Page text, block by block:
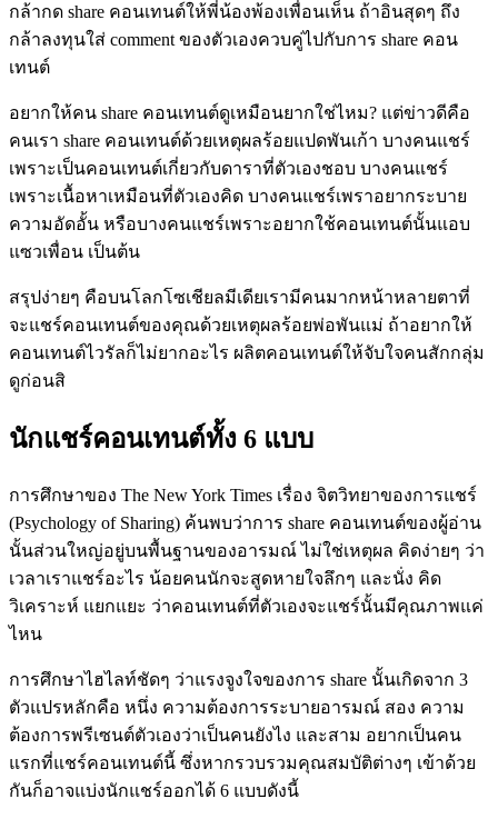
กล้ากด share คอนเทนต์ให้พี่น้องพ้องเพื่อนเห็น ถ้าอินสุดๆ ถึง
กล้าลงทุนใส่ comment ของตัวเองควบคู่ไปกับการ share คอน
เทนต์
อยากให้คน share คอนเทนต์ดูเหมือนยากใช่ไหม? แต่ข่าวดีคือ
คนเรา share คอนเทนต์ด้วยเหตุผลร้อยแปดพันเก้า บางคนแชร์
เพราะเป็นคอนเทนต์เกี่ยวกับดาราที่ตัวเองชอบ บางคนแชร์
เพราะเนื้อหาเหมือนที่ตัวเองคิด บางคนแชร์เพราอยากระบาย
ความอัดอั้น หรือบางคนแชร์เพราะอยากใช้คอนเทนต์นั้นแอบ
แซวเพื่อน เป็นต้น
สรุปง่ายๆ คือบนโลกโซเชียลมีเดียเรามีคนมากหน้าหลายตาที่
จะแชร์คอนเทนต์ของคุณด้วยเหตุผลร้อยพ่อพันแม่ ถ้าอยากให้
คอนเทนต์ไวรัลก็ไม่ยากอะไร ผลิตคอนเทนต์ให้จับใจคนสักกลุ่ม
ดูก่อนสิ
นักแชร์คอนเทนต์ทั้ง 6 แบบ
การศึกษาของ The New York Times เรื่อง จิตวิทยาของการแชร์
(Psychology of Sharing) ค้นพบว่าการ share คอนเทนต์ของผู้อ่าน
นั้นส่วนใหญ่อยู่บนพื้นฐานของอารมณ์ ไม่ใช่เหตุผล คิดง่ายๆ ว่า
เวลาเราแชร์อะไร น้อยคนนักจะสูดหายใจลึกๆ และนั่ง คิด
วิเคราะห์ แยกแยะ ว่าคอนเทนต์ที่ตัวเองจะแชร์นั้นมีคุณภาพแค่
ไหน
การศึกษาไฮไลท์ชัดๆ ว่าแรงจูงใจของการ share นั้นเกิดจาก 3
ตัวแปรหลักคือ หนึ่ง ความต้องการระบายอารมณ์ สอง ความ
ต้องการพรีเซนต์ตัวเองว่าเป็นคนยังไง และสาม อยากเป็นคน
แรกที่แชร์คอนเทนต์นี้ ซึ่งหากรวบรวมคุณสมบัติต่างๆ เข้าด้วย
กันก็อาจแบ่งนักแชร์ออกได้ 6 แบบดังนี้